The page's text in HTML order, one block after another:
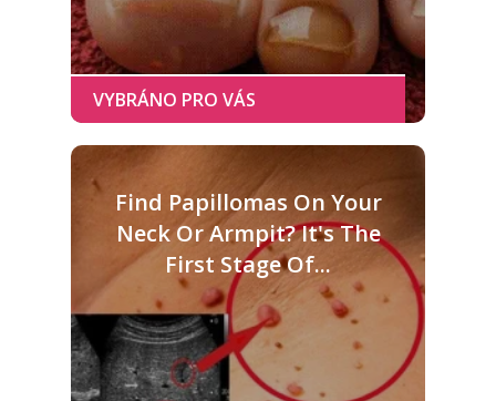
Find Papillomas On Your
Neck Or Armpit? It's The
First Stage Of...